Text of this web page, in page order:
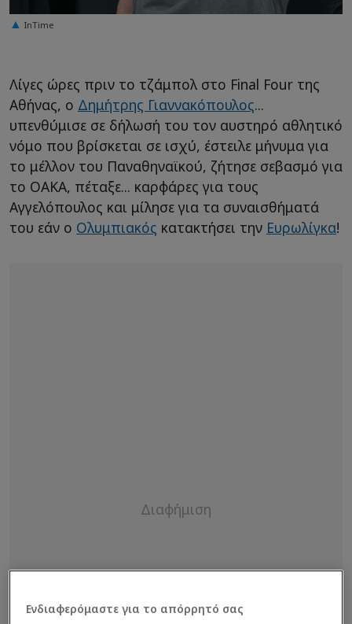
InTime
Λίγες ώρες πριν το τζάμπολ στο Final Four της
Αθήνας, ο Δημήτρης Γιαννακόπουλος...
υπενθύμισε σε δήλωσή του τον αυστηρό αθλητικό
νόμο που βρίσκεται σε ισχύ, έστειλε μήνυμα για
το μέλλον του Παναθηναϊκού, ζήτησε σεβασμό για
το ΟΑΚΑ, πέταξε... καρφάρες για τους
Αγγελόπουλος και μίλησε για τα συναισθήματά
του εάν ο Ολυμπιακός κατακτήσει την Ευρωλίγκα!
Ενδιαφερόμαστε για το απόρρητό σας